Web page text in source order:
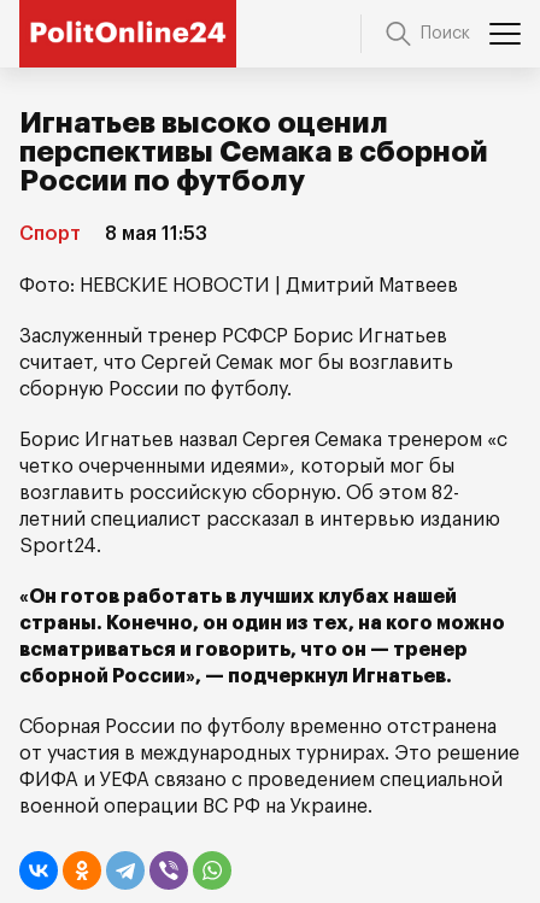
Поиск
Игнатьев высоко оценил
перспективы Семака в сборной
России по футболу
Спорт 8 мая 11:53
Фото: НЕВСКИЕ НОВОСТИ | Дмитрий Матвеев
Заслуженный тренер РСФСР Борис Игнатьев
считает, что Сергей Семак мог бы возглавить
сборную России по футболу.
Борис Игнатьев назвал Сергея Семака тренером «с
четко очерченными идеями», который мог бы
возглавить российскую сборную. Об этом 82-
летний специалист рассказал в интервью изданию
Sport24.
«Он готов работать в лучших клубах нашей
страны. Конечно, он один из тех, на кого можно
всматриваться и говорить, что он — тренер
сборной России», — подчеркнул Игнатьев.
Сборная России по футболу временно отстранена
от участия в международных турнирах. Это решение
ФИФА и УЕФА связано с проведением специальной
военной операции ВС РФ на Украине.